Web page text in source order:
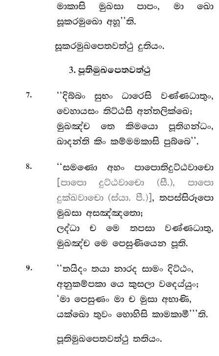
මාකාසිමුඛසා පාපං, මා ඛො
සූකරමුඛො අහූ’’ති.
සූකරමුඛපෙතවත්ථු දුතියං.
3. පූතිමුඛපෙතවත්ථු
7.
‘‘දිබ්බං සුභං ධාරෙසි වණ්ණධාතුං,
වෙහායසං තිට්ඨසි අන්තලික්ඛෙ;
මුඛඤ්ච තෙ කිමයො පූතිගන්ධං,
ඛාදන්ති කිං කම්මමකාසි පුබ්බෙ’’.
8.
‘‘සමණො අහං පාපොතිදුට්ඨවාචො
[පාපො දුට්ඨවාචො (සී.), පාපො
දුක්ඛවාචො (ස්යා. පී.)], තපස්සිරූපො
මුඛසා අසඤ්ඤතො;
ලද්ධා ච මෙ තපසා වණ්ණධාතු,
මුඛඤ්ච මෙ පෙසුණියෙන පූති.
9.
‘‘තයිදං තයා නාරද සාමං දිට්ඨං,
අනුකම්පකා යෙ කුසලා වදෙය්යුං;
‘මා පෙසුණං මා ච මුසා අභාණි,
යක්ඛො තුවං හොහිසි කාමකාමී’’’ති.
පූතිමුඛපෙතවත්ථු තතියං.